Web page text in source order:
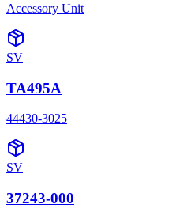
Accessory Unit
SV
TA495A
44430-3025
SV
37243-000